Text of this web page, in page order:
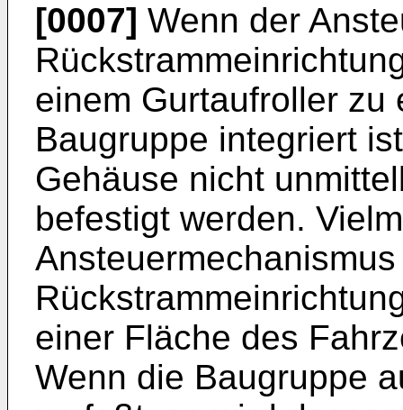
[0007] Wenn der
einem Gurtaufroller zu
Baugruppe integriert
Gehäuse nicht
befestigt werden.
einer Fläche des
Wenn die Baugruppe